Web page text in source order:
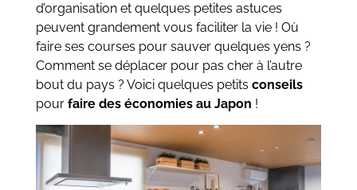
d’organisation et quelques petites astuces
peuvent grandement vous faciliter la vie ! Où
faire ses courses pour sauver quelques yens ?
Comment se déplacer pour pas cher à l’autre
bout du pays ? Voici quelques petits conseils
pourfaire des économies au Japon !